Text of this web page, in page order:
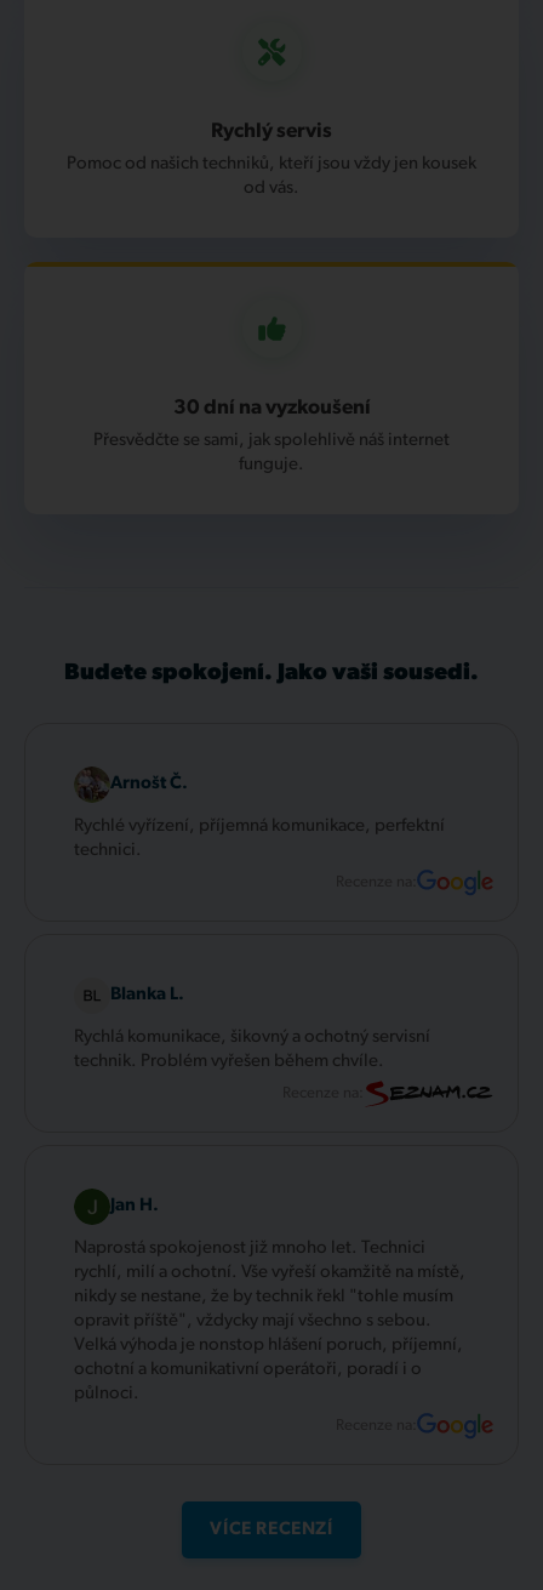
Rychlý servis
Pomoc od našich techniků, kteří jsou vždy jen kousek
od vás.
30 dní na vyzkoušení
Přesvědčte se sami, jak spolehlivě náš internet
funguje.
Budete spokojení. Jako vaši sousedi.
Arnošt Č.
Rychlé vyřízení, příjemná komunikace, perfektní
technici.
Recenze na:
Blanka L.
Rychlá komunikace, šikovný a ochotný servisní
technik. Problém vyřešen během chvíle.
Jan H.
Naprostá spokojenost již mnoho let. Technici
rychlí, milí a ochotní. Vše vyřeší okamžitě na místě,
nikdy se nestane, že by technik řekl "tohle musím
opravit příště", vždycky mají všechno s sebou.
Velká výhoda je nonstop hlášení poruch, příjemní,
ochotní a komunikativní operátoři, poradí i o
půlnoci.
Recenze na:
VÍCE RECENZÍ